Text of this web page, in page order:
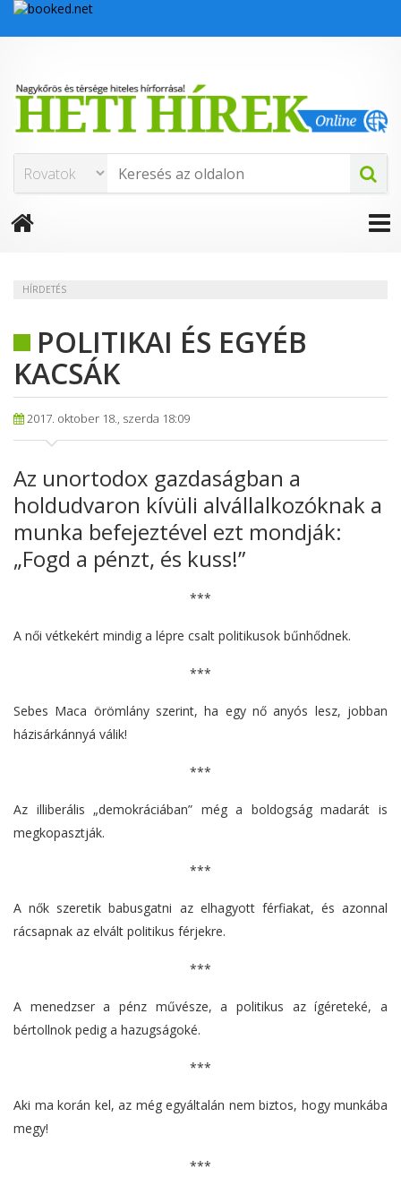
HÍRDETÉS
POLITIKAI ÉS EGYÉB
KACSÁK
2017. oktober 18., szerda 18:09
Az unortodox gazdaságban a
holdudvaron kívüli alvállalkozóknak a
munka befejeztével ezt mondják:
„Fogd a pénzt, és kuss!”
***
A női vétkekért mindig a lépre csalt politikusok bűnhődnek.
***
Sebes Maca örömlány szerint, ha egy nő anyós lesz, jobban
házisárkánnyá válik!
***
Az illiberális „demokráciában” még a boldogság madarát is
megkopasztják.
***
A nők szeretik babusgatni az elhagyott férfiakat, és azonnal
rácsapnak az elvált politikus férjekre.
***
A menedzser a pénz művésze, a politikus az ígéreteké, a
bértollnok pedig a hazugságoké.
***
Aki ma korán kel, az még egyáltalán nem biztos, hogy munkába
megy!
***